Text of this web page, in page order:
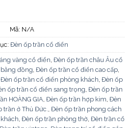
Mã: N/A
Đèn ốp trần cổ điển
vàng cổ điển, Đèn ốp trần châu Âu cổ
đồng, Đèn ốp trần cổ điển cao cấp,
Đèn ốp trần cổ điển phòng khách, Đèn ốp
ốp trần cổ điển sang trọng, Đèn ốp trần
HOÀNG GIA, Đèn ốp trần hợp kim, Đèn
trần ở Thủ Đức., Đèn ốp trần phong cách
, Đèn ốp trần phòng thờ, Đèn trần cổ